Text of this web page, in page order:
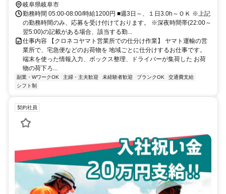
岐阜県岐阜市
勤務時間 05:00-08:00/時給1200円 ■週3日～、１日3.0h～ＯＫ ※上記
の勤務時間のみ、応募を受け付けております。 ※深夜時間帯(22:00～
翌5:00)の記載がある場合、該当する勤...
仕事内容 【クロネコヤマト営業所での仕分け作業】 ヤマト運輸の営
業所で、宅急便などのお荷物を 地域ごとに仕分けするお仕事です。
端末を使った情報入力、ボックス整理、ドライバーが集荷した お荷
物の荷下ろ...
副業・WワークOK 主婦・主夫歓迎 未経験者歓迎 ブランクOK
交通費支給
シフト制
契約社員